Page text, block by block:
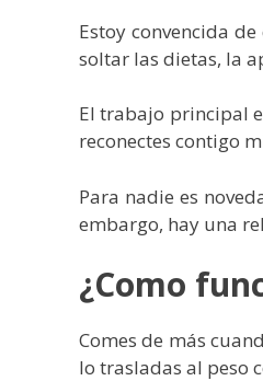
Estoy convencida
soltar las dietas, la
El trabajo principal
reconectes contigo
Para nadie es
embargo, hay una
¿Como
Comes de más
lo trasladas al peso